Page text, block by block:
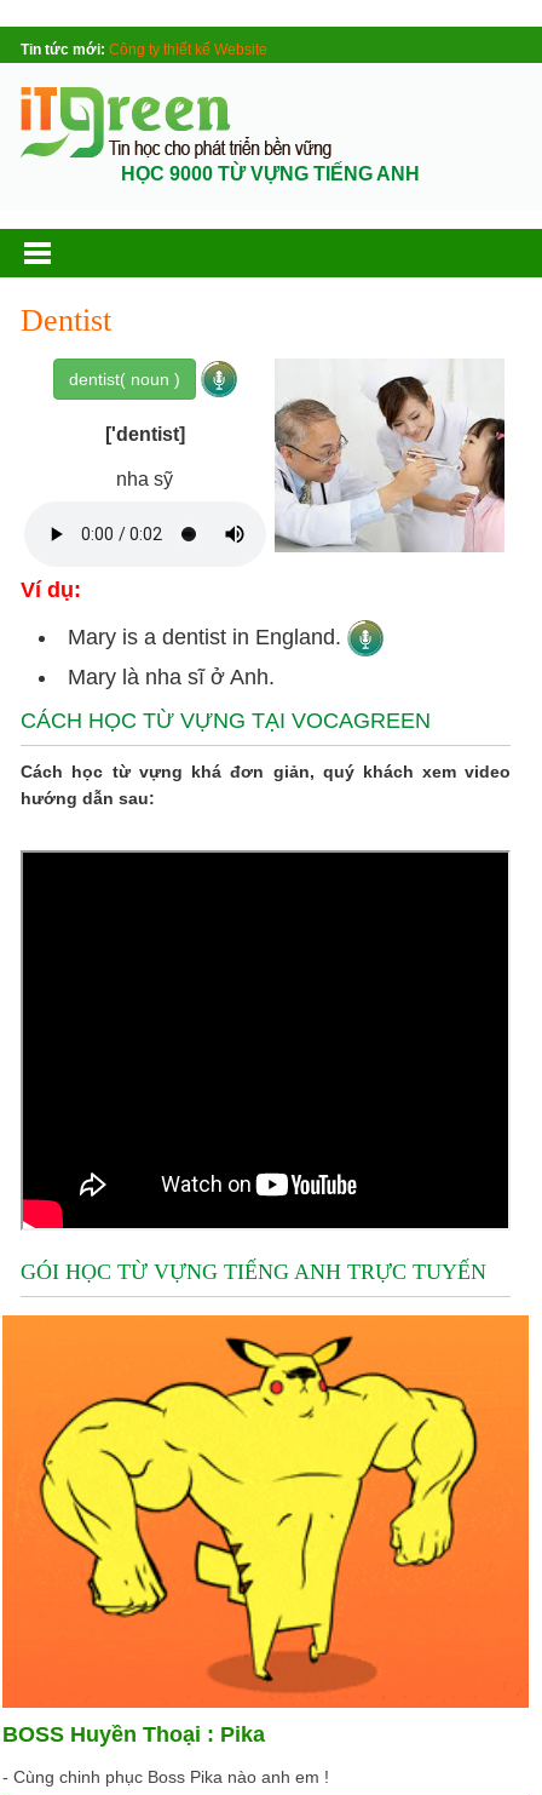
Tin tức mới: Công ty thiết kế Website
HỌC 9000 TỪ VỰNG TIẾNG ANH
Dentist
dentist( noun )
['dentist]
nha sỹ
Ví dụ:
Mary is a dentist in England.
Mary là nha sĩ ở Anh.
CÁCH HỌC TỪ VỰNG TẠI VOCAGREEN
Cách học từ vựng khá đơn giản, quý khách xem video
hướng dẫn sau:
GÓI HỌC TỪ VỰNG TIẾNG ANH TRỰC TUYẾN
BOSS Huyền Thoại : Pika
- Cùng chinh phục Boss Pika nào anh em !